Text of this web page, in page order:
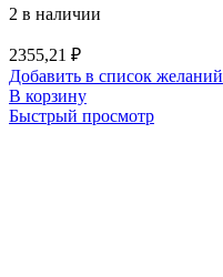
2 в наличии
2355,21 ₽
Добавить в список желаний
В корзину
Быстрый просмотр